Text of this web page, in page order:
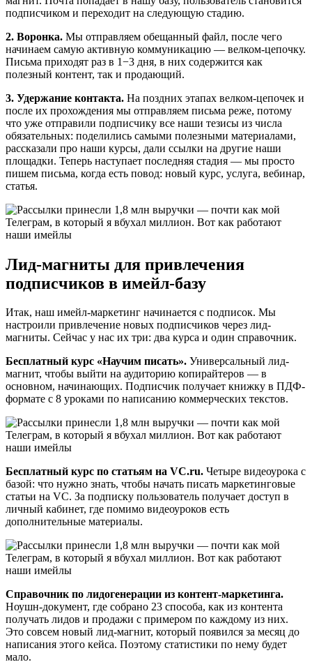
подписчиком и переходит на следующую стадию.
2. Воронка. Мы отправляем обещанный файл, после чего
начинаем самую активную коммуникацию — велком-цепочку.
Письма приходят раз в 1−3 дня, в них содержится как
полезный контент, так и продающий.
3. Удержание контакта. На поздних этапах велком-цепочек и
после их прохождения мы отправляем письма реже, потому
что уже отправили подписчику все наши тезисы из числа
обязательных: поделились самыми полезными материалами,
рассказали про наши курсы, дали ссылки на другие наши
площадки. Теперь наступает последняя стадия — мы просто
пишем письма, когда есть повод: новый курс, услуга, вебинар,
статья.
Лид-магниты для привлечения
подписчиков в имейл-базу
Итак, наш имейл-маркетинг начинается с подписок. Мы
настроили привлечение новых подписчиков через лид-
магниты. Сейчас у нас их три: два курса и один справочник.
Бесплатный курс «Научим писать». Универсальный лид-
магнит, чтобы выйти на аудиторию копирайтеров — в
основном, начинающих. Подписчик получает книжку в ПДФ-
формате с 8 уроками по написанию коммерческих текстов.
Бесплатный курс по статьям на VC.ru. Четыре видеоурока с
базой: что нужно знать, чтобы начать писать маркетинговые
статьи на VC. За подписку пользователь получает доступ в
личный кабинет, где помимо видеоуроков есть
дополнительные материалы.
Справочник по лидогенерации из контент-маркетинга.
Ноушн-документ, где собрано 23 способа, как из контента
получать лидов и продажи с примером по каждому из них.
Это совсем новый лид-магнит, который появился за месяц до
написания этого кейса. Поэтому статистики по нему будет
мало.